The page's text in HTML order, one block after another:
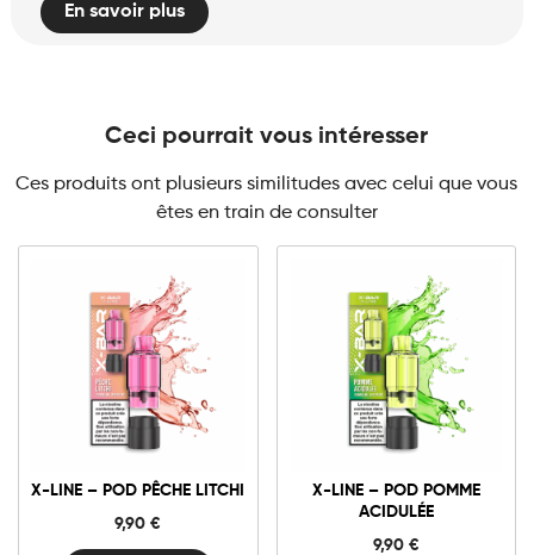
En savoir plus
Ceci pourrait vous intéresser
Ces produits ont plusieurs similitudes avec celui que vous
êtes en train de consulter
X-LINE – POD PÊCHE LITCHI
9,90€
10mg 20mg
-
Pêche
quantité
Ajouter au panier
X-LINE – POD POMME
ACIDULÉE
9,90 €
10mg 20mg
-
Pomme
Acidulée
quantité